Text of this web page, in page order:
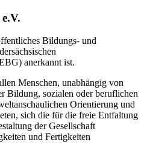
Bildungs- und
anerkannt ist.
Menschen, unabhängig von
Bildung, sozialen oder beruflichen
Orientierung und
sich die für die freie Entfaltung
der Gesellschaft
und Fertigkeiten